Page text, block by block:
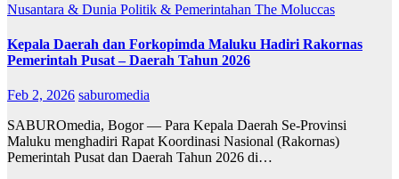
Nusantara & Dunia Politik & Pemerintahan The Moluccas
Kepala Daerah dan Forkopimda Maluku Hadiri Rakornas
Pemerintah Pusat – Daerah Tahun 2026
Feb 2, 2026 saburomedia
SABUROmedia, Bogor — Para Kepala Daerah Se-Provinsi
Maluku menghadiri Rapat Koordinasi Nasional (Rakornas)
Pemerintah Pusat dan Daerah Tahun 2026 di…